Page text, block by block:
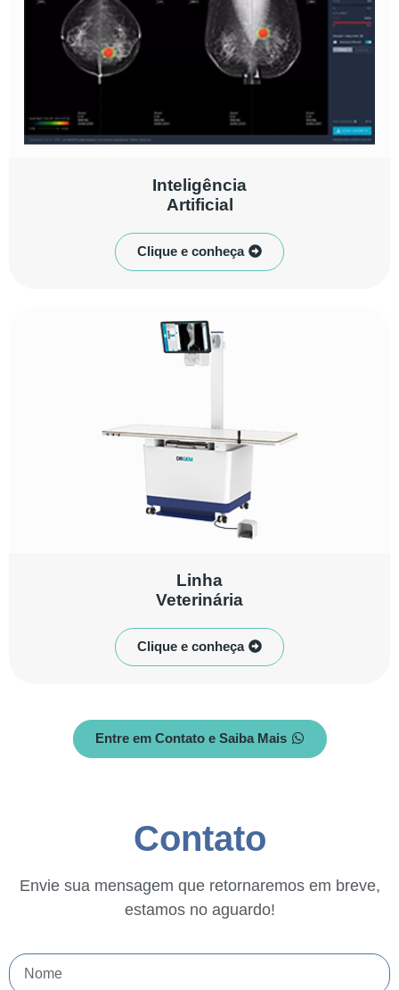
Inteligência
Artificial
Clique e conheça
Linha
Veterinária
Clique e conheça
Entre em Contato e Saiba Mais
Contato
Envie sua mensagem que retornaremos em breve,
estamos no aguardo!